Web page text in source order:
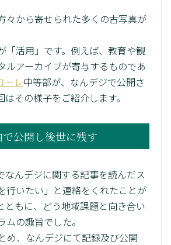
々から寄せられた多くの古写真が
活用」です。例えば、教育や観
アーカイブが寄与するものであ
ーレ中等部が、なんデジで公開さ
その様子をご紹介します。
公開し後世に残す
んデジに関する記事を読んだス
行いたい」と連絡をくれたことが
ともに、どう地域課題と向き合い
の趣旨でした。
め、なんデジにて記録及び公開